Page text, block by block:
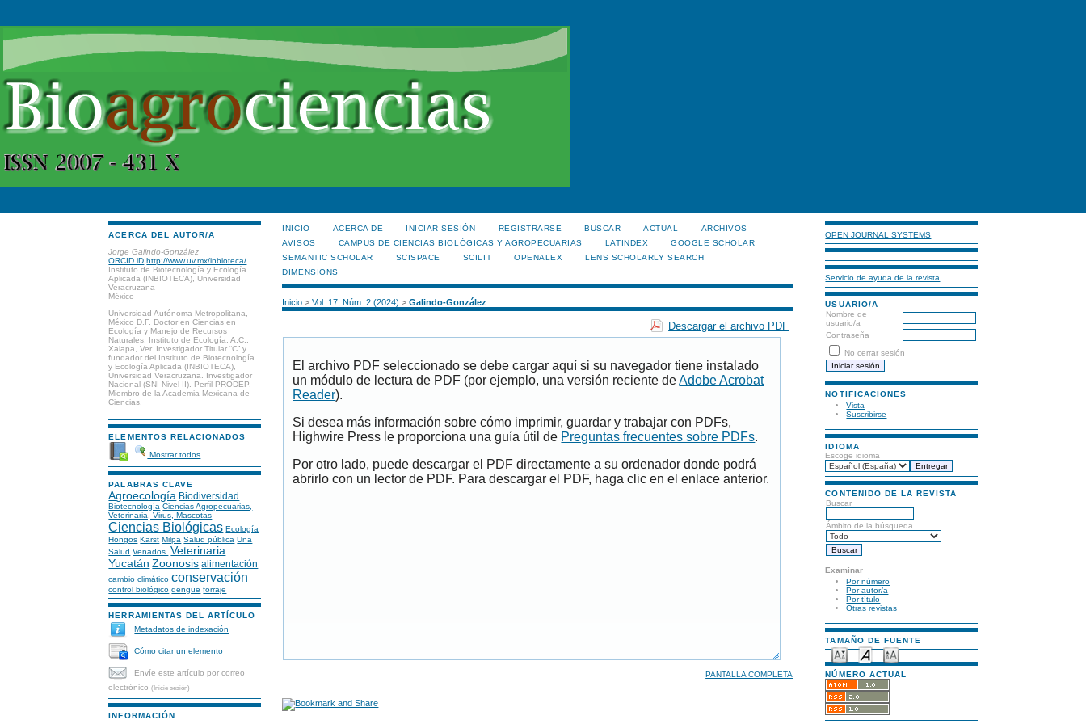
ACERCA DEL AUTOR/A
Jorge Galindo-González
ORCID iD http://www.uv.mx/inbioteca/
Instituto de Biotecnología y Ecología
Aplicada (INBIOTECA), Universidad
Veracruzana
México
Universidad Autónoma Metropolitana,
México D.F. Doctor en Ciencias en
Ecología y Manejo de Recursos
Naturales, Instituto de Ecología, A.C.,
Xalapa, Ver. Investigador Titular “C” y
fundador del Instituto de Biotecnología
y Ecología Aplicada (INBIOTECA),
Universidad Veracruzana. Investigador
Nacional (SNI Nivel II). Perfil PRODEP.
Miembro de la Academia Mexicana de
Ciencias.
ELEMENTOS RELACIONADOS
Mostrar todos
PALABRAS CLAVE
Agroecología Biodiversidad
Biotecnología Ciencias Agropecuarias,
Veterinaria, Virus, Mascotas
Ciencias Biológicas Ecología
Hongos Karst Milpa Salud pública Una
Salud Venados. Veterinaria
Yucatán Zoonosis alimentación
cambio climático conservación
control biológico dengue forraje
HERRAMIENTAS DEL ARTÍCULO
Metadatos de indexación
Cómo citar un elemento
Envíe este artículo por correo
electrónico(Inicie sesión)
INFORMACIÓN
OPEN JOURNAL SYSTEMS
Servicio de ayuda de la revista
USUARIO/A
Nombre de
usuario/a
Contraseña
No cerrar sesión
NOTIFICACIONES
Vista
Suscribirse
IDIOMA
Escoge idioma
CONTENIDO DE LA REVISTA
Buscar
Ámbito de la búsqueda
Examinar
Por número
Por autor/a
Por título
Otras revistas
TAMAÑO DE FUENTE
NÚMERO ACTUAL
INICIO ACERCA DE INICIAR SESIÓN REGISTRARSE BUSCAR ACTUAL
ARCHIVOS
AVISOS
CAMPUS DE CIENCIAS BIOLÓGICAS Y AGROPECUARIAS LATINDEX
GOOGLE SCHOLAR
SEMANTIC SCHOLAR
SCISPACE SCILIT OPENALEX
LENS SCHOLARLY SEARCH
DIMENSIONS
Inicio >Vol. 17, Núm. 2 (2024) >Galindo-González
Descargar el archivo PDF
El archivo PDF seleccionado se debe cargar aquí si su navegador tiene instalado
un módulo de lectura de PDF (por ejemplo, una versión reciente deAdobe Acrobat
Reader).
Si desea más información sobre cómo imprimir, guardar y trabajar con PDFs,
Highwire Press le proporciona una guía útil de Preguntas frecuentes sobre PDFs.
Por otro lado, puede descargar el PDF directamente a su ordenador donde podrá
abrirlo con un lector de PDF. Para descargar el PDF, haga clic en el enlace anterior.
PANTALLA COMPLETA